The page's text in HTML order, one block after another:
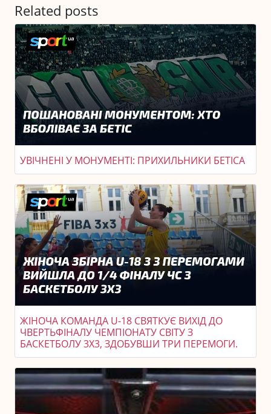
Related posts
УВІЧНЕНІ У МОНУМЕНТІ: ПРИХИЛЬНИКИ БЕТІСА
ЖІНОЧА КОМАНДА U-18 СВЯТКУЄ ВИХІД ДО
ЧВЕРТЬФІНАЛУ ЧЕМПІОНАТУ СВІТУ З
БАСКЕТБОЛУ 3X3, ЗДОБУВШИ ТРИ ПЕРЕМОГИ.